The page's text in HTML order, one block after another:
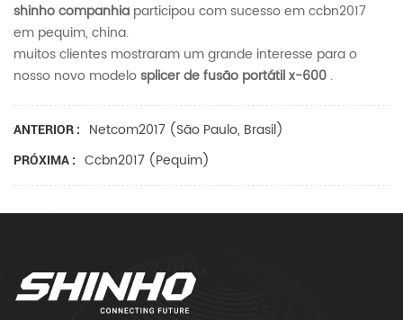
shinho companhia participou com sucesso em ccbn2017
em pequim, china.
muitos clientes mostraram um grande interesse para o
nosso novo modelo splicer de fusão portátil x-600 .
ANTERIOR : Netcom2017 (são Paulo, Brasil)
PRÓXIMA : Ccbn2017 (pequim)